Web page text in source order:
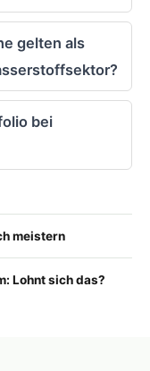
gelten als
bei
meistern
Lohnt sich das?